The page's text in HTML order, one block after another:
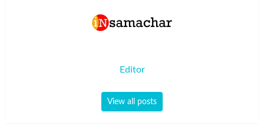
Editor
View all posts